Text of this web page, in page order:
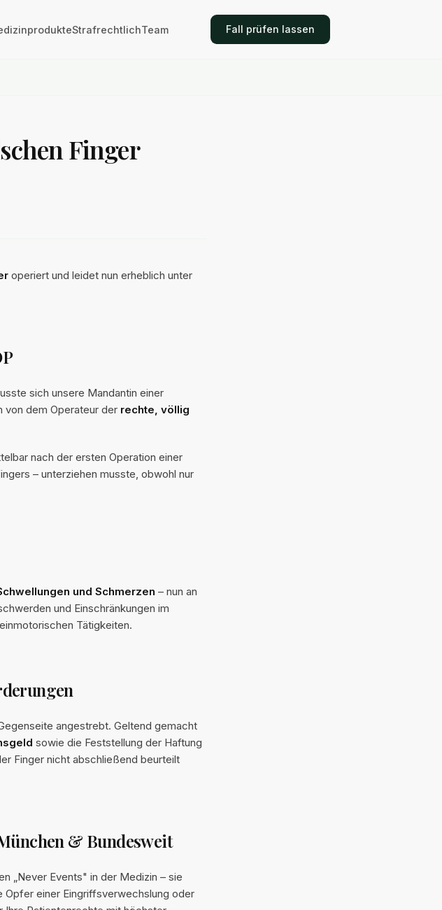
StrafrechtlichTeam Fall prüfen lassen
Finger
operiert und leidet nun erheblich unter
sich unsere Mandantin einer
von dem Operateur der rechte, völlig
nach der ersten Operation einer
– unterziehen musste, obwohl nur
und Schmerzen – nun an
und Einschränkungen im
Tätigkeiten.
angestrebt. Geltend gemacht
sowie die Feststellung der Haftung
Finger nicht abschließend beurteilt
& Bundesweit
„Never Events" in der Medizin – sie
Opfer einer Eingriffsverwechslung oder